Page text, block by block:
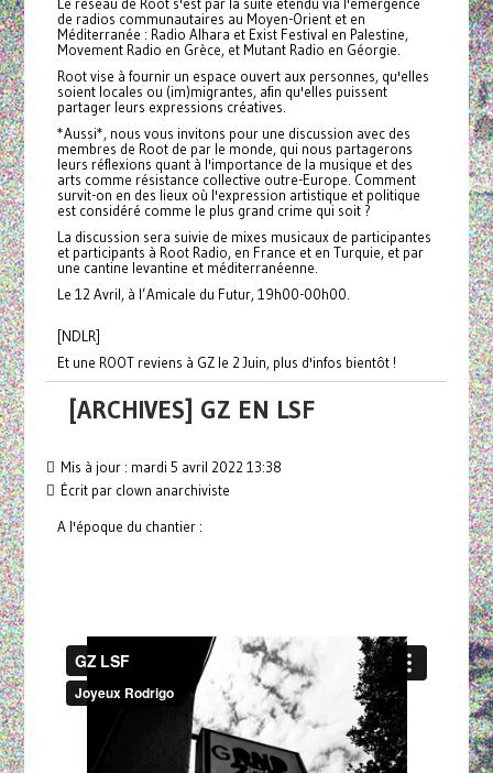
Le réseau de Root s'est par la suite étendu via l'émergence
de radios communautaires au Moyen-Orient et en
Méditerranée : Radio Alhara et Exist Festival en Palestine,
Movement Radio en Grèce, et Mutant Radio en Géorgie.
Root vise à fournir un espace ouvert aux personnes, qu'elles
soient locales ou (im)migrantes, afin qu'elles puissent
partager leurs expressions créatives.
*Aussi*, nous vous invitons pour une discussion avec des
membres de Root de par le monde, qui nous partagerons
leurs réflexions quant à l'importance de la musique et des
arts comme résistance collective outre-Europe. Comment
survit-on en des lieux où l'expression artistique et politique
est considéré comme le plus grand crime qui soit ?
La discussion sera suivie de mixes musicaux de participantes
et participants à Root Radio, en France et en Turquie, et par
une cantine levantine et méditerranéenne.
Le 12 Avril, à l’Amicale du Futur, 19h00-00h00.
[NDLR]
Et une ROOT reviens à GZ le 2 Juin, plus d'infos bientôt !
[ARCHIVES] GZ EN LSF
Mis à jour : mardi 5 avril 2022 13:38
Écrit par clown anarchiviste
A l'époque du chantier :